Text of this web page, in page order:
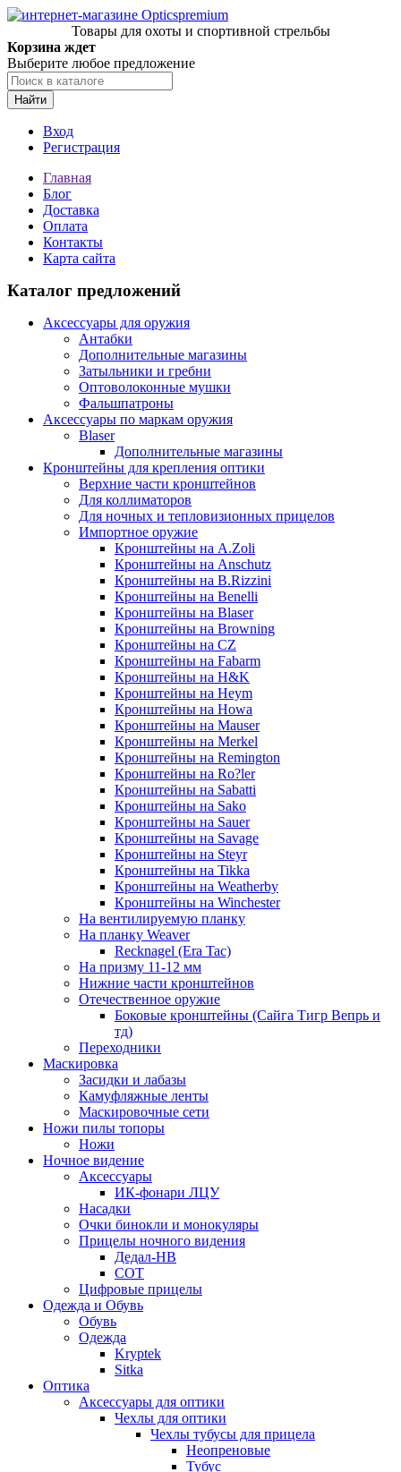
Товары для охоты и спортивной стрельбы
Корзина ждет
Выберите любое предложение
Найти
Вход
Регистрация
Главная
Блог
Доставка
Оплата
Контакты
Карта сайта
Каталог предложений
Аксессуары для оружия
Антабки
Дополнительные магазины
Затыльники и гребни
Оптоволоконные мушки
Фальшпатроны
Аксессуары по маркам оружия
Blaser
Дополнительные магазины
Кронштейны для крепления оптики
Верхние части кронштейнов
Для коллиматоров
Для ночных и тепловизионных прицелов
Импортное оружие
Кронштейны на A.Zoli
Кронштейны на Anschutz
Кронштейны на B.Rizzini
Кронштейны на Benelli
Кронштейны на Blaser
Кронштейны на Browning
Кронштейны на CZ
Кронштейны на Fabarm
Кронштейны на H&K
Кронштейны на Heym
Кронштейны на Howa
Кронштейны на Mauser
Кронштейны на Merkel
Кронштейны на Remington
Кронштейны на Ro?ler
Кронштейны на Sabatti
Кронштейны на Sako
Кронштейны на Sauer
Кронштейны на Savage
Кронштейны на Steyr
Кронштейны на Tikka
Кронштейны на Weatherby
Кронштейны на Winchester
На вентилируемую планку
На планку Weaver
Recknagel (Era Tac)
На призму 11-12 мм
Нижние части кронштейнов
Отечественное оружие
Боковые кронштейны (Сайга Тигр Вепрь и
тд)
Переходники
Маскировка
Засидки и лабазы
Камуфляжные ленты
Маскировочные сети
Ножи пилы топоры
Ножи
Ночное видение
Аксессуары
ИК-фонари ЛЦУ
Насадки
Очки бинокли и монокуляры
Прицелы ночного видения
Дедал-НВ
СОТ
Цифровые прицелы
Одежда и Обувь
Обувь
Одежда
Kryptek
Sitka
Оптика
Аксессуары для оптики
Чехлы для оптики
Чехлы тубусы для прицела
Неопреновые
Тубус